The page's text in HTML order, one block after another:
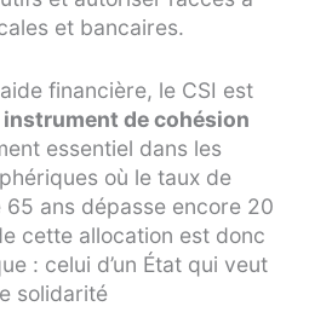
et bancaires.
financière, le CSI est
instrument de cohésion
essentiel dans les
où le taux de
ans dépasse encore 20
cette allocation est donc
: celui d’un État qui veut
solidarité